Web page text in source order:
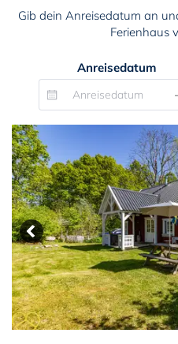
Gib dein Anreisedatum an
Ferienhaus
Anreisedatum
-